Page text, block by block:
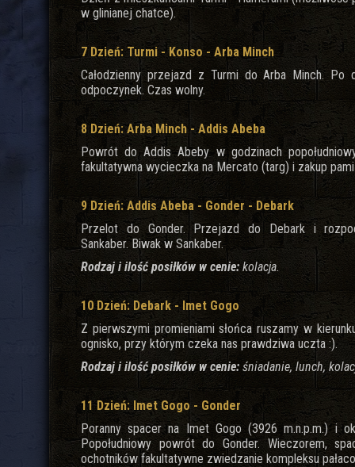
w glinianej chatce).
7 Dzień: Turmi - Konso - Arba Minch
Całodzienny przejazd z Turmi do Arba Minch. Po
odpoczynek. Czas wolny.
8 Dzień: Arba Minch - Addis Abeba
Powrót do Addis Abeby w godzinach
fakultatywna wycieczka na Mercato (targ) i zakup
9 Dzień: Addis Abeba - Gonder - Debark
Przelot do Gonder. Przejazd do Debark i
Sankaber. Biwak w Sankaber.
Rodzaj i ilość posiłków w cenie: kolacja.
10 Dzień: Debark - Imet Gogo
Z pierwszymi promieniami słońca ruszamy w
ognisko, przy którym czeka nas prawdziwa uczta :).
Rodzaj i ilość posiłków w cenie: śniadanie, lunch,
11 Dzień: Imet Gogo - Gonder
Poranny spacer na Imet Gogo (3926 m.n.p.m.) i
Popołudniowy powrót do Gonder. Wieczorem,
ochotników fakultatywne zwiedzanie kompleksu